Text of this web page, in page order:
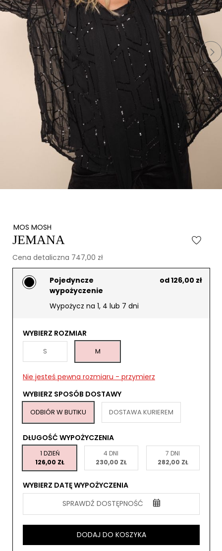
MOS MOSH
JEMANA
Cena detaliczna 747,00 zł
Pojedyncze
wypożyczenie
od 126,00 zł
Wypożycz na 1, 4 lub 7 dni
WYBIERZ ROZMIAR
S M
Nie jesteś pewna rozmiaru - przymierz
WYBIERZ SPOSÓB DOSTAWY
ODBIÓR W BUTIKU DOSTAWA KURIEREM
DŁUGOŚĆ WYPOŻYCZENIA
1 DZIEŃ
126,00 ZŁ
4 DNI
230,00 ZŁ
7 DNI
282,00 ZŁ
WYBIERZ DATĘ WYPOŻYCZENIA
SPRAWDŹ DOSTĘPNOŚĆ
DODAJ DO KOSZYKA